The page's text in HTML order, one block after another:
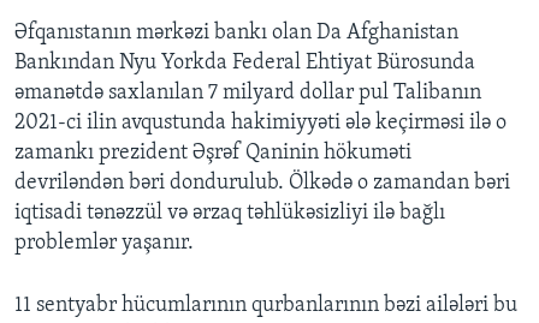
Əfqanıstanın mərkəzi bankı olan Da Afghanistan
Bankından Nyu Yorkda Federal Ehtiyat Bürosunda
əmanətdə saxlanılan 7 milyard dollar pul Talibanın
2021-ci ilin avqustunda hakimiyyəti ələ keçirməsi ilə o
zamankı prezident Əşrəf Qaninin hökuməti
devriləndən bəri dondurulub. Ölkədə o zamandan bəri
iqtisadi tənəzzül və ərzaq təhlükəsizliyi ilə bağlı
problemlər yaşanır.
11 sentyabr hücumlarının qurbanlarının bəzi ailələri bu